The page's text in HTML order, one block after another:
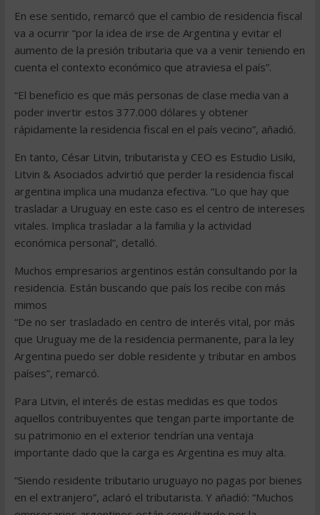
En ese sentido, remarcó que el cambio de residencia fiscal
va a ocurrir “por la idea de irse de Argentina y evitar el
aumento de la presión tributaria que va a venir teniendo en
cuenta el contexto económico que atraviesa el país”.
“El beneficio es que más personas de clase media van a
poder invertir estos 377.000 dólares y obtener
rápidamente la residencia fiscal en el país vecino”, añadió.
En tanto, César Litvin, tributarista y CEO es Estudio Lisiki,
Litvin & Asociados advirtió que perder la residencia fiscal
argentina implica una mudanza efectiva. “Lo que hay que
trasladar a Uruguay en este caso es el centro de intereses
vitales. Implica trasladar a la familia y la actividad
económica personal”, detalló.
Muchos empresarios argentinos están consultando por la
residencia. Están buscando que país los recibe con más
mimos
“De no ser trasladado en centro de interés vital, por más
que Uruguay me de la residencia permanente, para la ley
Argentina puedo ser doble residente y tributar en ambos
países”, remarcó.
Para Litvin, el interés de estas medidas es que todos
aquellos contribuyentes que tengan parte importante de
su patrimonio en el exterior tendrían una ventaja
importante dado que la carga es Argentina es muy alta.
“Siendo residente tributario uruguayo no pagas por bienes
en el extranjero”, aclaró el tributarista. Y añadió: “Muchos